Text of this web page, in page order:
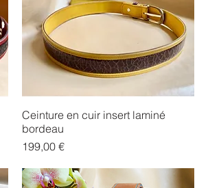
Ceinture en cuir insert laminé
bordeau
Prix
199,00 €